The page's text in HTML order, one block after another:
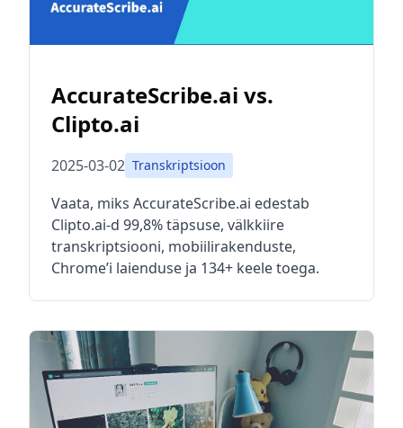
AccurateScribe.ai vs.
Clipto.ai
2025-03-02 Transkriptsioon
Vaata, miks AccurateScribe.ai edestab
Clipto.ai-d 99,8% täpsuse, välkkiire
transkriptsiooni, mobiilirakenduste,
Chrome’i laienduse ja 134+ keele toega.